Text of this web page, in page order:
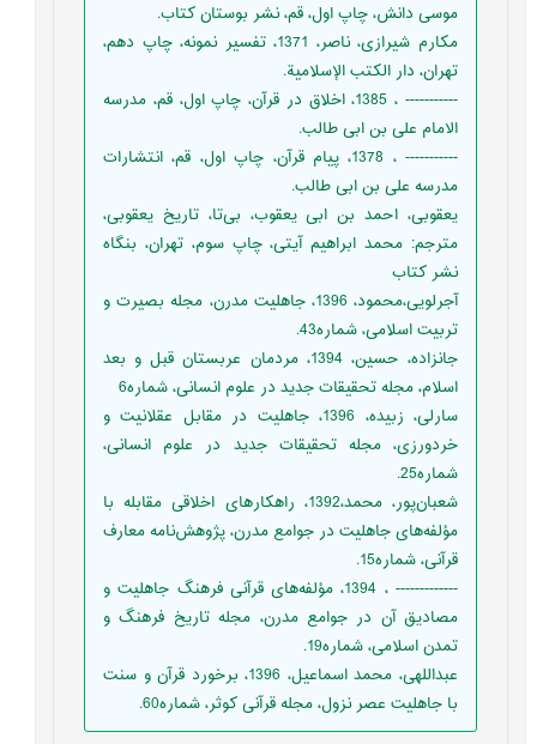
موسی دانش، چاپ اول، قم، نشر بوستان کتاب.
مكارم شيرازى، ناصر، 1371، تفسير نمونه، چاپ دهم،
تهران، دار الكتب الإسلامية.
----------- ، 1385، اخلاق در قرآن، چاپ اول، قم، مدرسه
الامام علی بن ابی طالب.
----------- ، 1378، پیام قرآن، چاپ اول، قم، انتشارات
مدرسه علی بن ابی طالب.
یعقوبی، احمد بن ابی یعقوب، بی‌تا، تاریخ یعقوبی،
مترجم: محمد ابراهیم آیتی، چاپ سوم، تهران، بنگاه
نشر کتاب
آجرلویی،محمود، 1396، جاهلیت مدرن، مجله بصیرت و
تربیت اسلامی، شماره43.
جانزاده، حسین، 1394، مردمان عربستان قبل و بعد
اسلام، مجله تحقیقات جدید در علوم انسانی، شماره6
سارلی، زبیده، 1396، جاهلیت در مقابل عقلانیت و
خردورزی، مجله تحقیقات جدید در علوم انسانی،
شماره25.
شعبان‌پور، محمد،1392، راهکارهای اخلاقی مقابله با
مؤلفه‌های جاهلیت در جوامع مدرن، پژوهش‌نامه معارف
قرآنی، شماره15.
------------- ، 1394، مؤلفه‌های قرآنی فرهنگ جاهلیت و
مصادیق آن در جوامع مدرن، مجله تاریخ فرهنگ و
تمدن اسلامی، شماره19.
عبداللهی، محمد اسماعیل، 1396، برخورد قرآن و سنت
با جاهلیت عصر نزول، مجله قرآنی کوثر، شماره60.